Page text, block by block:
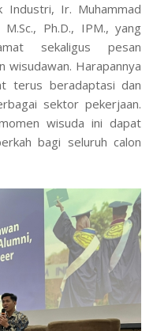
Industri, Ir. Muhammad
Ph.D., IPM., yang
sekaligus pesan
wisudawan. Harapannya
terus beradaptasi dan
sektor pekerjaan.
wisuda ini dapat
bagi seluruh calon